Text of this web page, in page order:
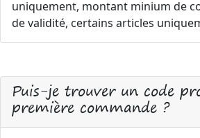
uniquement, montant minium de
de validité, certains articles
Puis-je trouver un code
première commande ?